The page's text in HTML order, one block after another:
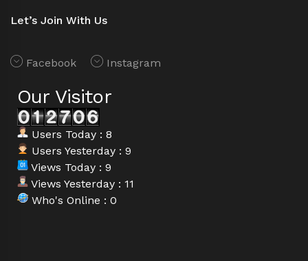
Let’s Join With Us
Facebook Instagram
Our Visitor
Users Today : 8
Users Yesterday : 9
Views Today : 9
Views Yesterday : 11
Who's Online : 0